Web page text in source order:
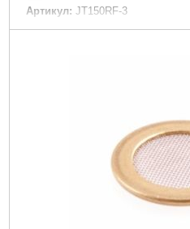
Артикул: JT150RF-3
Код товара: 29.95.02